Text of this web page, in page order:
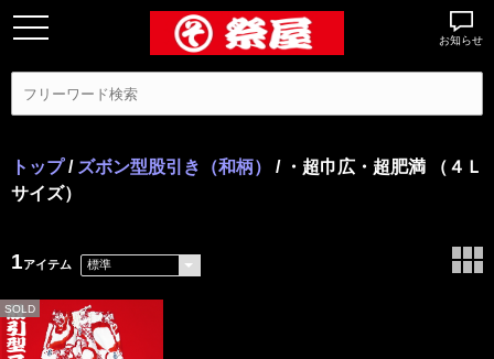
お知らせ
トップ/ ズボン型股引き（和柄）
/ ・超巾広・超肥満 （４Ｌ
サイズ）
1アイテム
SOLD